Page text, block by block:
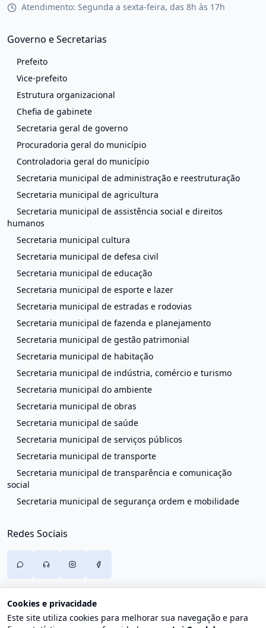
Atendimento: Segunda a sexta-feira, das 8h às 17h
Governo e Secretarias
Prefeito
Vice-prefeito
Estrutura organizacional
Chefia de gabinete
Secretaria geral de governo
Procuradoria geral do município
Controladoria geral do município
Secretaria municipal de administração e reestruturação
Secretaria municipal de agricultura
Secretaria municipal de assistência social e direitos
humanos
Secretaria municipal cultura
Secretaria municipal de defesa civil
Secretaria municipal de educação
Secretaria municipal de esporte e lazer
Secretaria municipal de estradas e rodovias
Secretaria municipal de fazenda e planejamento
Secretaria municipal de gestão patrimonial
Secretaria municipal de habitação
Secretaria municipal de indústria, comércio e turismo
Secretaria municipal do ambiente
Secretaria municipal de obras
Secretaria municipal de saúde
Secretaria municipal de serviços públicos
Secretaria municipal de transporte
Secretaria municipal de transparência e comunicação
social
Secretaria municipal de segurança ordem e mobilidade
Redes Sociais
Cookies e privacidade
Este site utiliza cookies para melhorar sua navegação e para